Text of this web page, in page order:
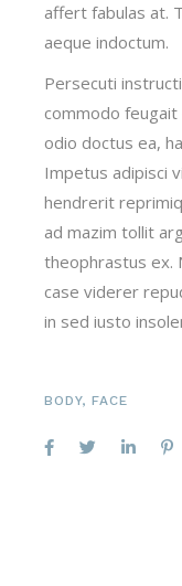
affert fabulas at.
aeque indoctum.
Persecuti
commodo feugait
odio doctus ea,
Impetus adipisci
hendrerit
ad mazim tollit
theophrastus ex.
case viderer
in sed iusto
BODY,FACE